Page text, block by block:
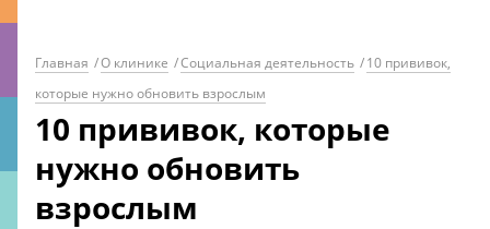
Главная /О клинике /Социальная деятельность /10 прививок,
которые нужно обновить взрослым
10 прививок, которые
нужно обновить
взрослым